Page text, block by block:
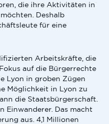
die ihre Aktivitäten in
Deshalb
für eine
Arbeitskräfte, die
auf die Bürgerrechte
Lyon in groben Zügen
Möglichkeit in Lyon zu
die Staatsbürgerschaft.
Einwanderer. Das macht
aus. 4,1 Millionen